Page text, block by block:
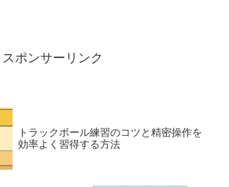
スポンサーリンク
トラックボール練習のコツと精密操作を
効率よく習得する方法